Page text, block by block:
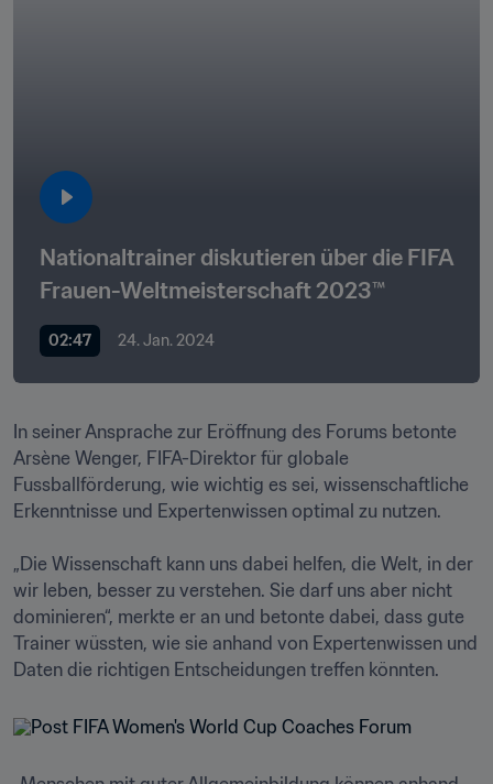
Nationaltrainer diskutieren über die FIFA
Frauen-Weltmeisterschaft 2023™
02:47 24. Jan. 2024
In seiner Ansprache zur Eröffnung des Forums betonte
Arsène Wenger, FIFA-Direktor für globale
Fussballförderung, wie wichtig es sei, wissenschaftliche
Erkenntnisse und Expertenwissen optimal zu nutzen.
„Die Wissenschaft kann uns dabei helfen, die Welt, in der
wir leben, besser zu verstehen. Sie darf uns aber nicht
dominieren“, merkte er an und betonte dabei, dass gute
Trainer wüssten, wie sie anhand von Expertenwissen und
Daten die richtigen Entscheidungen treffen könnten.